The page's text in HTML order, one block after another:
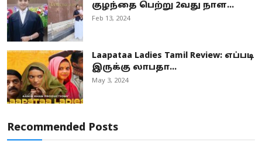
குழந்தை பெற்று 2வது நாள...
Feb 13, 2024
Laapataa Ladies Tamil Review: எப்படி
இருக்கு லாபதா...
May 3, 2024
Recommended Posts